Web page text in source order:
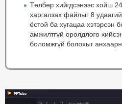
Төлбөр хийгдсэнээс хойш
харгалзах файлыг 8
ёстой ба хугацаа хэтэрсэн
амжилтгүй оролдлого
боломжгүй болохыг